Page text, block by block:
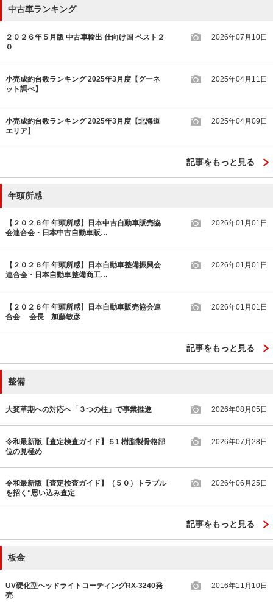
中古車ランキング
２０２６年５月版 中古車輸出 仕向け国 ベスト２
０
2026年07月10日
小売成約台数ランキング 2025年3月度【グーネ
ット調べ】
2025年04月11日
小売成約台数ランキング 2025年3月度【北海道
エリア】
2025年04月09日
記事をもっと見る
年頭所感
【２０２６年 年頭所感】日本中古自動車販売協
会連合会・日本中古自動車販…
2026年01月01日
【２０２６年 年頭所感】日本自動車整備振興会
連合会・日本自動車整備商工…
2026年01月01日
【２０２６年 年頭所感】日本自動車販売協会連
合会 会長 加藤敏彦
2026年01月01日
記事をもっと見る
整備
大変革期への対応へ「３つの柱」で事業推進 2026年08月05日
令和最新版【査定検査ガイド】５1 樹脂製骨格部
位の見極め
2026年07月28日
令和最新版【査定検査ガイド】（５０）トラブル
を招く“思い込み査定
2026年06月25日
記事をもっと見る
板金
UV硬化型ヘッドライトコーティングRX-3240発
売
2016年11月10日